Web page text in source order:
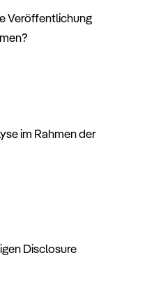
Veröffentlichung
im Rahmen der
Disclosure